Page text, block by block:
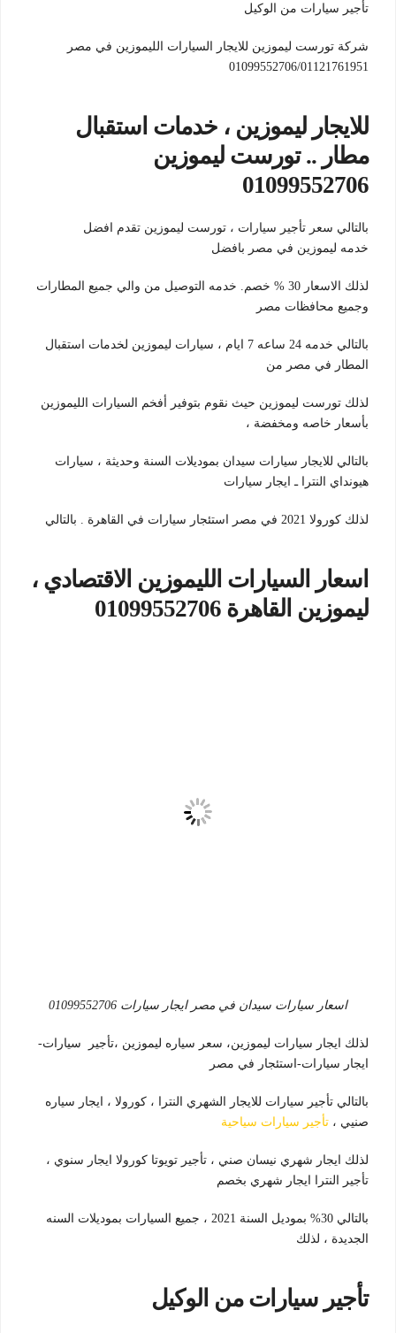
تأجير سيارات من الوكيل
شركة تورست ليموزين للايجار السيارات الليموزين في مصر
01099552706/01121761951
للايجار ليموزين ، خدمات استقبال
مطار .. تورست ليموزين
01099552706
بالتالي سعر تأجير سيارات ، تورست ليموزين تقدم افضل
خدمه ليموزين في مصر بافضل
لذلك الاسعار 30 % خصم. خدمه التوصيل من والي جميع المطارات
وجميع محافظات مصر
بالتالي خدمه 24 ساعه 7 ايام ، سيارات ليموزين لخدمات استقبال
المطار في مصر من
لذلك تورست ليموزين حيث نقوم بتوفير أفخم السيارات الليموزين
بأسعار خاصه ومخفضة ،
بالتالي للايجار سيارات سيدان بموديلات السنة وحديثة ، سيارات
هيونداي النترا ـ ايجار سيارات
لذلك كورولا 2021 في مصر استئجار سيارات في القاهرة . بالتالي
اسعار السيارات الليموزين الاقتصادي ،
ليموزين القاهرة 01099552706
اسعار سيارات سيدان في مصر ايجار سيارات 01099552706
لذلك ايجار سيارات ليموزين، سعر سياره ليموزين ،تأجير سيارات-
ايجار سيارات-استئجار في مصر
بالتالي تأجير سيارات للايجار الشهري النترا ، كورولا ، ايجار سياره
صنيي ، تأجير سيارات سياحية
لذلك ايجار شهري نيسان صني ، تأجير تويوتا كورولا ايجار سنوي ،
تأجير النترا ايجار شهري بخصم
بالتالي 30% بموديل السنة 2021 ، جميع السيارات بموديلات السنه
الجديدة ، لذلك
تأجير سيارات من الوكيل